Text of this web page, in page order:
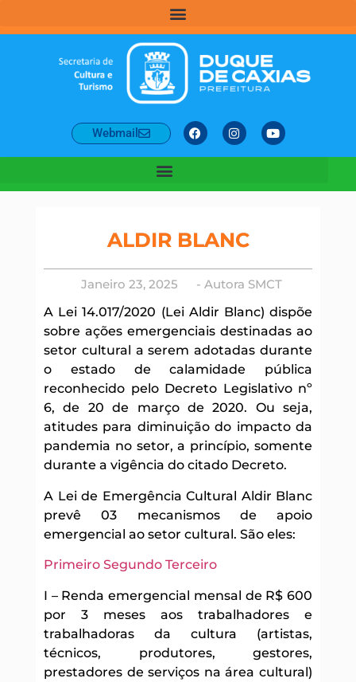
Webmail
ALDIR BLANC
Janeiro 23, 2025 - Autora SMCT
A Lei 14.017/2020 (Lei Aldir Blanc) dispõe
sobre ações emergenciais destinadas ao
setor cultural a serem adotadas durante
o estado de calamidade pública
reconhecido pelo Decreto Legislativo nº
6, de 20 de março de 2020. Ou seja,
atitudes para diminuição do impacto da
pandemia no setor, a princípio, somente
durante a vigência do citado Decreto.
A Lei de Emergência Cultural Aldir Blanc
prevê 03 mecanismos de apoio
emergencial ao setor cultural. São eles:
Primeiro Segundo Terceiro
I – Renda emergencial mensal de R$ 600
por 3 meses aos trabalhadores e
trabalhadoras da cultura (artistas,
técnicos, produtores, gestores,
prestadores de serviços na área cultural)